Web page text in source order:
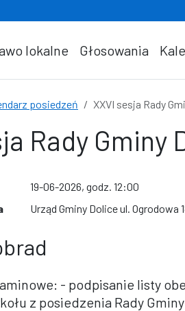
lokalne Głosowania
posiedzeń XXVI sesja Rady
Rady Gminy
19-06-2026, godz. 12:00
Urząd Gminy Dolice ul. Ogrodowa
- podpisanie listy
z posiedzenia Rady